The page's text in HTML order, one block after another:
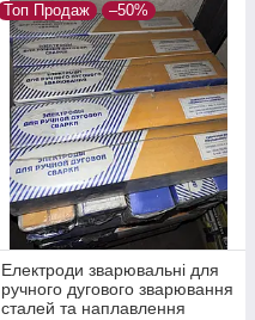
Топ Продаж –50%
Електроди зварювальні для
ручного дугового зварювання
сталей та наплавлення